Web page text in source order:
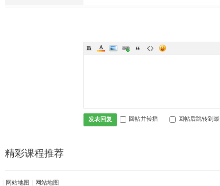
发表回复 回帖并转播 回帖后跳转到
精彩课程推荐
| 网站地图 | 网站地图